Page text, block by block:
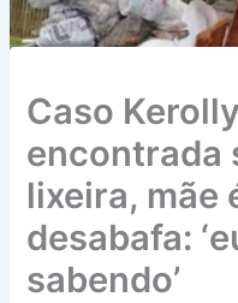
Caso
encontrada
lixeira, mãe
desabafa:
sabendo’